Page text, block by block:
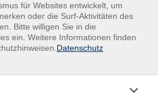
für Websites entwickelt, um
oder die Surf-Aktivitäten des
Bitte willigen Sie in die
ein. Weitere Informationen finden
Datenschutz